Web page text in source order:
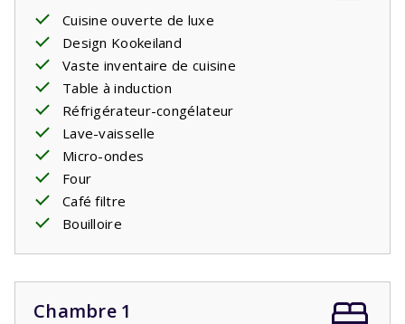
Cuisine ouverte de luxe
Design Kookeiland
Vaste inventaire de cuisine
Table à induction
Réfrigérateur-congélateur
Lave-vaisselle
Micro-ondes
Four
Café filtre
Bouilloire
Chambre 1